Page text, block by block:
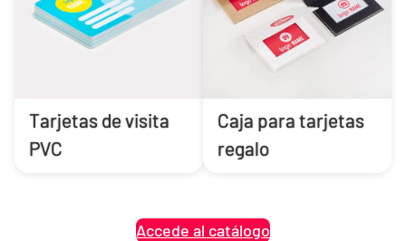
Tarjetas de visita
PVC
Caja para tarjetas
regalo
Accede al catálogo